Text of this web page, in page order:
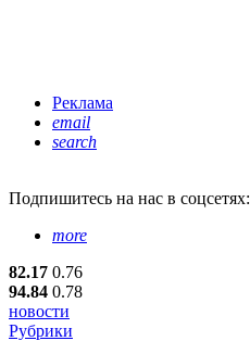
Реклама
email
search
Подпишитесь на нас в соцсетях:
more
82.17 0.76
94.84 0.78
новости
Рубрики